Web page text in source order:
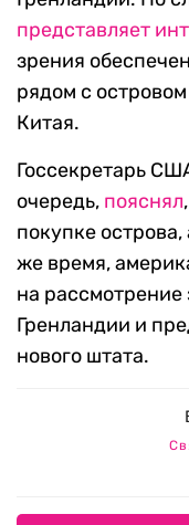
представляет
зрения
рядом с
Китая.
Госсекретарь
очередь, пояснял
покупке
же время,
на рассмотрение
Гренландии и
нового штата.